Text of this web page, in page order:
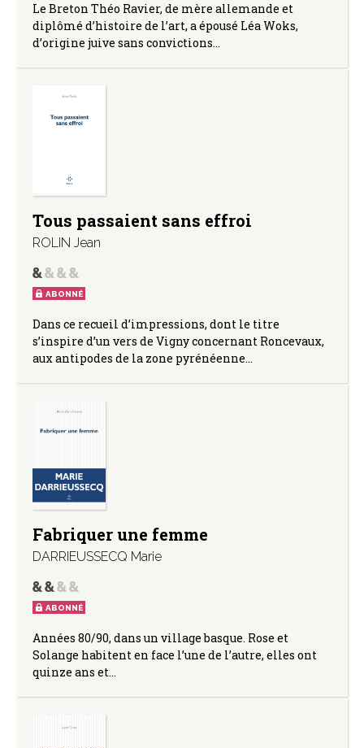
Le Breton Théo Ravier, de mère allemande et
diplômé d’histoire de l’art, a épousé Léa Woks,
d’origine juive sans convictions…
Tous passaient sans effroi
ROLIN Jean
ABONNÉ
Dans ce recueil d’impressions, dont le titre
s’inspire d’un vers de Vigny concernant Roncevaux,
aux antipodes de la zone pyrénéenne…
Fabriquer une femme
DARRIEUSSECQ Marie
ABONNÉ
Années 80/90, dans un village basque. Rose et
Solange habitent en face l’une de l’autre, elles ont
quinze ans et…